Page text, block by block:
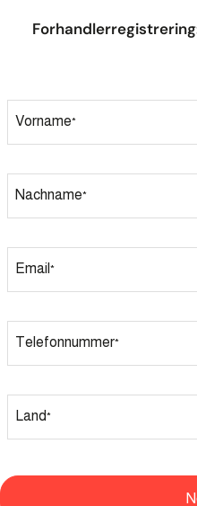
Vorname*
Nachname*
Email *
Telefonnummer*
Land*